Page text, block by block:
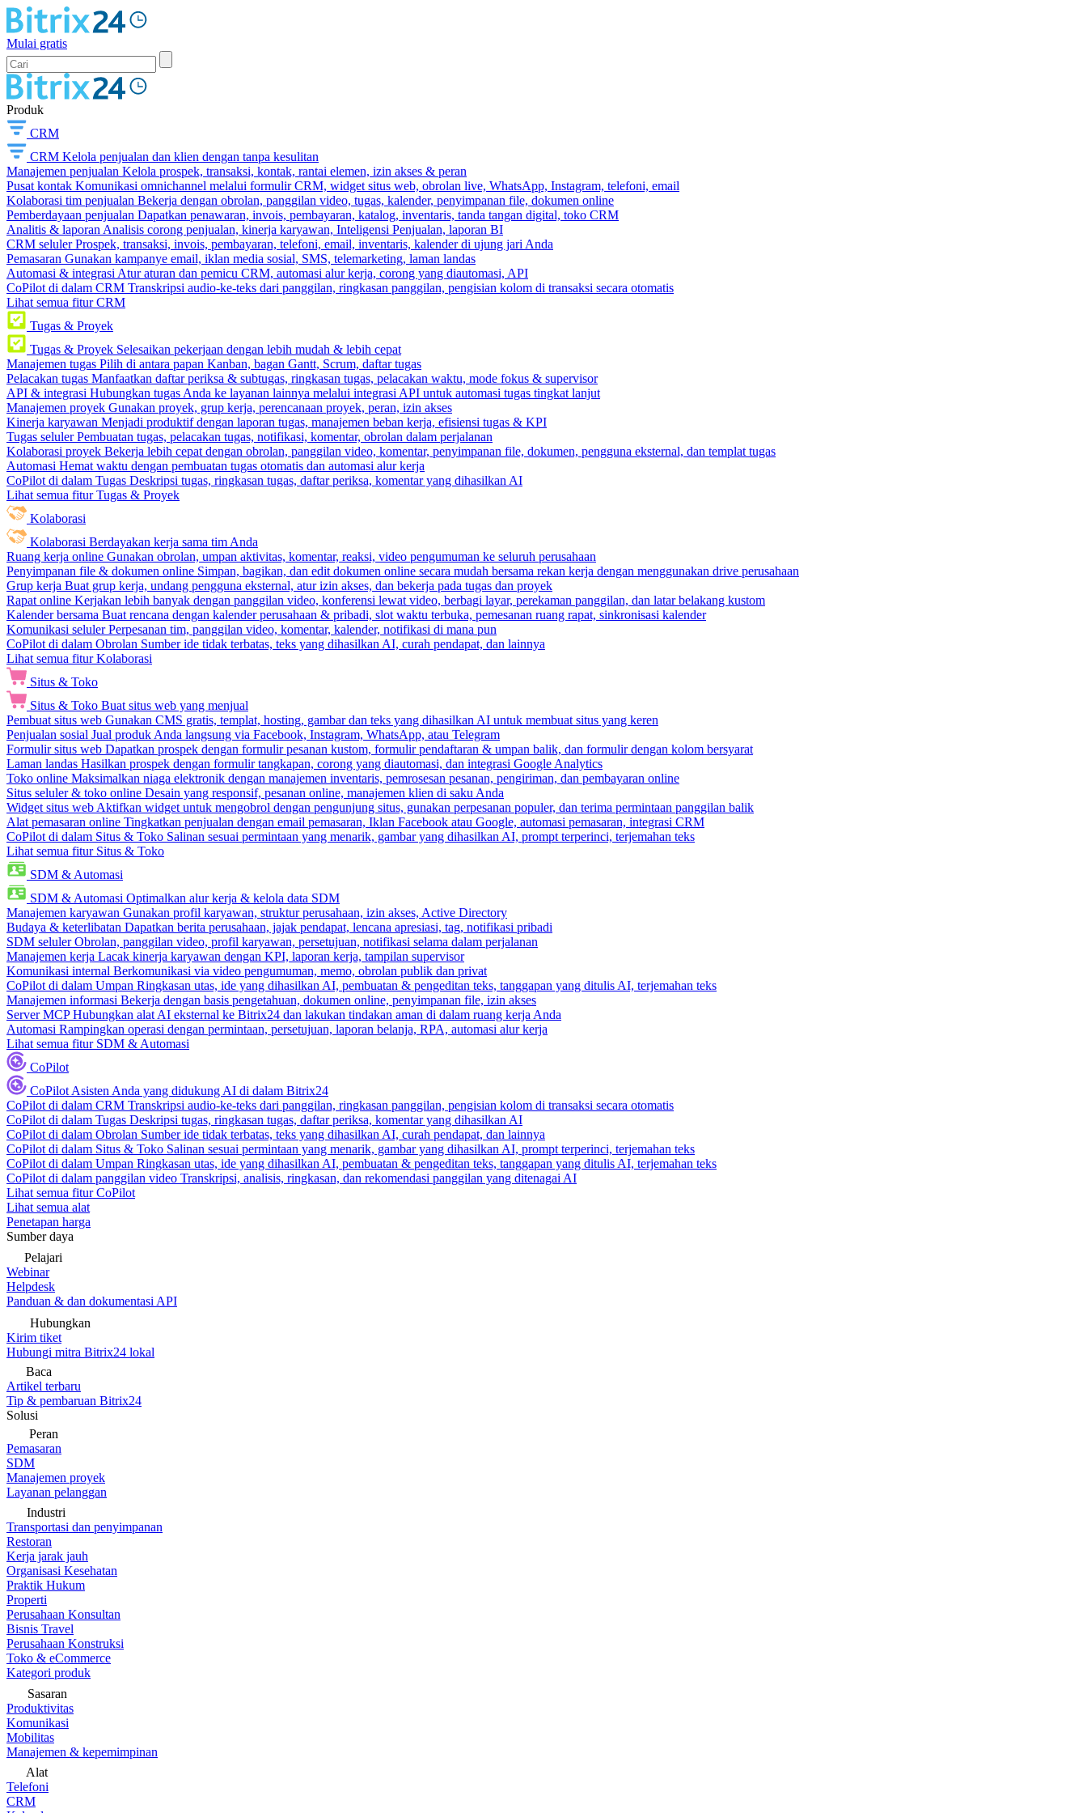
Mulai gratis
Produk
CRM
CRM Kelola penjualan dan klien dengan tanpa kesulitan
Manajemen penjualan Kelola prospek, transaksi, kontak, rantai elemen, izin akses & peran
Pusat kontak Komunikasi omnichannel melalui formulir CRM, widget situs web, obrolan live, WhatsApp, Instagram, telefoni, email
Kolaborasi tim penjualan Bekerja dengan obrolan, panggilan video, tugas, kalender, penyimpanan file, dokumen online
Pemberdayaan penjualan Dapatkan penawaran, invois, pembayaran, katalog, inventaris, tanda tangan digital, toko CRM
Analitis & laporan Analisis corong penjualan, kinerja karyawan, Inteligensi Penjualan, laporan BI
CRM seluler Prospek, transaksi, invois, pembayaran, telefoni, email, inventaris, kalender di ujung jari Anda
Pemasaran Gunakan kampanye email, iklan media sosial, SMS, telemarketing, laman landas
Automasi & integrasi Atur aturan dan pemicu CRM, automasi alur kerja, corong yang diautomasi, API
CoPilot di dalam CRM Transkripsi audio-ke-teks dari panggilan, ringkasan panggilan, pengisian kolom di transaksi secara otomatis
Lihat semua fitur CRM
Tugas & Proyek
Tugas & Proyek Selesaikan pekerjaan dengan lebih mudah & lebih cepat
Manajemen tugas Pilih di antara papan Kanban, bagan Gantt, Scrum, daftar tugas
Pelacakan tugas Manfaatkan daftar periksa & subtugas, ringkasan tugas, pelacakan waktu, mode fokus & supervisor
API & integrasi Hubungkan tugas Anda ke layanan lainnya melalui integrasi API untuk automasi tugas tingkat lanjut
Manajemen proyek Gunakan proyek, grup kerja, perencanaan proyek, peran, izin akses
Kinerja karyawan Menjadi produktif dengan laporan tugas, manajemen beban kerja, efisiensi tugas & KPI
Tugas seluler Pembuatan tugas, pelacakan tugas, notifikasi, komentar, obrolan dalam perjalanan
Kolaborasi proyek Bekerja lebih cepat dengan obrolan, panggilan video, komentar, penyimpanan file, dokumen, pengguna eksternal, dan templat tugas
Automasi Hemat waktu dengan pembuatan tugas otomatis dan automasi alur kerja
CoPilot di dalam Tugas Deskripsi tugas, ringkasan tugas, daftar periksa, komentar yang dihasilkan AI
Lihat semua fitur Tugas & Proyek
Kolaborasi
Kolaborasi Berdayakan kerja sama tim Anda
Ruang kerja online Gunakan obrolan, umpan aktivitas, komentar, reaksi, video pengumuman ke seluruh perusahaan
Penyimpanan file & dokumen online Simpan, bagikan, dan edit dokumen online secara mudah bersama rekan kerja dengan menggunakan drive perusahaan
Grup kerja Buat grup kerja, undang pengguna eksternal, atur izin akses, dan bekerja pada tugas dan proyek
Rapat online Kerjakan lebih banyak dengan panggilan video, konferensi lewat video, berbagi layar, perekaman panggilan, dan latar belakang kustom
Kalender bersama Buat rencana dengan kalender perusahaan & pribadi, slot waktu terbuka, pemesanan ruang rapat, sinkronisasi kalender
Komunikasi seluler Perpesanan tim, panggilan video, komentar, kalender, notifikasi di mana pun
CoPilot di dalam Obrolan Sumber ide tidak terbatas, teks yang dihasilkan AI, curah pendapat, dan lainnya
Lihat semua fitur Kolaborasi
Situs & Toko
Situs & Toko Buat situs web yang menjual
Pembuat situs web Gunakan CMS gratis, templat, hosting, gambar dan teks yang dihasilkan AI untuk membuat situs yang keren
Penjualan sosial Jual produk Anda langsung via Facebook, Instagram, WhatsApp, atau Telegram
Formulir situs web Dapatkan prospek dengan formulir pesanan kustom, formulir pendaftaran & umpan balik, dan formulir dengan kolom bersyarat
Laman landas Hasilkan prospek dengan formulir tangkapan, corong yang diautomasi, dan integrasi Google Analytics
Toko online Maksimalkan niaga elektronik dengan manajemen inventaris, pemrosesan pesanan, pengiriman, dan pembayaran online
Situs seluler & toko online Desain yang responsif, pesanan online, manajemen klien di saku Anda
Widget situs web Aktifkan widget untuk mengobrol dengan pengunjung situs, gunakan perpesanan populer, dan terima permintaan panggilan balik
Alat pemasaran online Tingkatkan penjualan dengan email pemasaran, Iklan Facebook atau Google, automasi pemasaran, integrasi CRM
CoPilot di dalam Situs & Toko Salinan sesuai permintaan yang menarik, gambar yang dihasilkan AI, prompt terperinci, terjemahan teks
Lihat semua fitur Situs & Toko
SDM & Automasi
SDM & Automasi Optimalkan alur kerja & kelola data SDM
Manajemen karyawan Gunakan profil karyawan, struktur perusahaan, izin akses, Active Directory
Budaya & keterlibatan Dapatkan berita perusahaan, jajak pendapat, lencana apresiasi, tag, notifikasi pribadi
SDM seluler Obrolan, panggilan video, profil karyawan, persetujuan, notifikasi selama dalam perjalanan
Manajemen kerja Lacak kinerja karyawan dengan KPI, laporan kerja, tampilan supervisor
Komunikasi internal Berkomunikasi via video pengumuman, memo, obrolan publik dan privat
CoPilot di dalam Umpan Ringkasan utas, ide yang dihasilkan AI, pembuatan & pengeditan teks, tanggapan yang ditulis AI, terjemahan teks
Manajemen informasi Bekerja dengan basis pengetahuan, dokumen online, penyimpanan file, izin akses
Server MCP Hubungkan alat AI eksternal ke Bitrix24 dan lakukan tindakan aman di dalam ruang kerja Anda
Automasi Rampingkan operasi dengan permintaan, persetujuan, laporan belanja, RPA, automasi alur kerja
Lihat semua fitur SDM & Automasi
CoPilot
CoPilot Asisten Anda yang didukung AI di dalam Bitrix24
CoPilot di dalam CRM Transkripsi audio-ke-teks dari panggilan, ringkasan panggilan, pengisian kolom di transaksi secara otomatis
CoPilot di dalam Tugas Deskripsi tugas, ringkasan tugas, daftar periksa, komentar yang dihasilkan AI
CoPilot di dalam Obrolan Sumber ide tidak terbatas, teks yang dihasilkan AI, curah pendapat, dan lainnya
CoPilot di dalam Situs & Toko Salinan sesuai permintaan yang menarik, gambar yang dihasilkan AI, prompt terperinci, terjemahan teks
CoPilot di dalam Umpan Ringkasan utas, ide yang dihasilkan AI, pembuatan & pengeditan teks, tanggapan yang ditulis AI, terjemahan teks
CoPilot di dalam panggilan video Transkripsi, analisis, ringkasan, dan rekomendasi panggilan yang ditenagai AI
Lihat semua fitur CoPilot
Lihat semua alat
Penetapan harga
Sumber daya
Pelajari
Webinar
Helpdesk
Panduan & dan dokumentasi API
Hubungkan
Kirim tiket
Hubungi mitra Bitrix24 lokal
Baca
Artikel terbaru
Tip & pembaruan Bitrix24
Solusi
Peran
Pemasaran
SDM
Manajemen proyek
Layanan pelanggan
Industri
Transportasi dan penyimpanan
Restoran
Kerja jarak jauh
Organisasi Kesehatan
Praktik Hukum
Properti
Perusahaan Konsultan
Bisnis Travel
Perusahaan Konstruksi
Toko & eCommerce
Kategori produk
Sasaran
Produktivitas
Komunikasi
Mobilitas
Manajemen & kepemimpinan
Alat
Telefoni
CRM